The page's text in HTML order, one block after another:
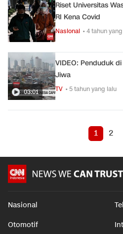
Riset Universitas
RI Kena Covid
Nasional • 4 tahun
03:01
VIDEO: Penduduk
Jiwa
TV • 5 tahun yang lalu
1 2
Nasional
Otomotif